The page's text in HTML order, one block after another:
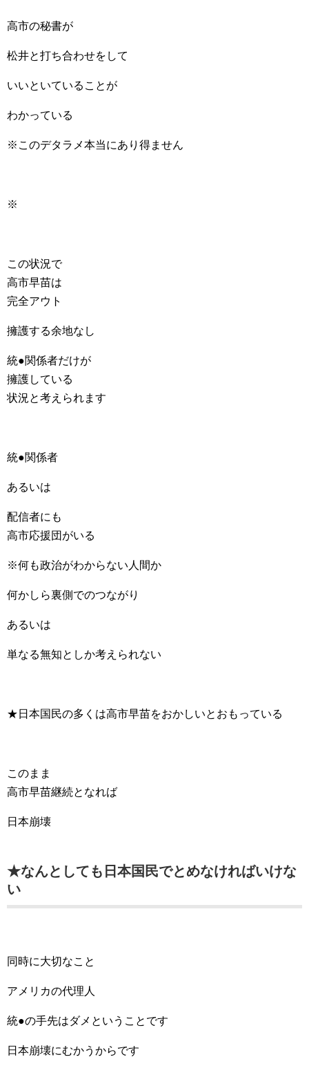
高市の秘書が
松井と打ち合わせをして
いいといていることが
わかっている
※このデタラメ本当にあり得ません
※
この状況で
高市早苗は
完全アウト
擁護する余地なし
統●関係者だけが
擁護している
状況と考えられます
統●関係者
あるいは
配信者にも
高市応援団がいる
※何も政治がわからない人間か
何かしら裏側でのつながり
あるいは
単なる無知としか考えられない
★日本国民の多くは高市早苗をおかしいとおもっている
このまま
高市早苗継続となれば
日本崩壊
★なんとしても日本国民でとめなければいけな
い
同時に大切なこと
アメリカの代理人
統●の手先はダメということです
日本崩壊にむかうからです